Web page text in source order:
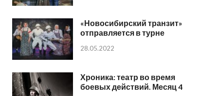
«Новосибирский транзит»
отправляется в турне
28.05.2022
Хроника: театр во время
боевых действий. Месяц 4